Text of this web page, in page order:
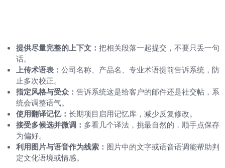
提供尽量完整的上下文： 把相关段落一起提交，不要只丢一句
话。
上传术语表： 公司名称、产品名、专业术语提前告诉系统，防
止多次校正。
指定风格与受众： 告诉系统这是给客户的邮件还是社交帖，系
统会调整语气。
使用翻译记忆： 长期项目启用记忆库，减少反复修改。
接受多候选并微调： 多看几个译法，挑最自然的，顺手点保存
为偏好。
利用图片与语音作为线索： 图片中的文字或语音语调能帮助判
定文化语境或情感。